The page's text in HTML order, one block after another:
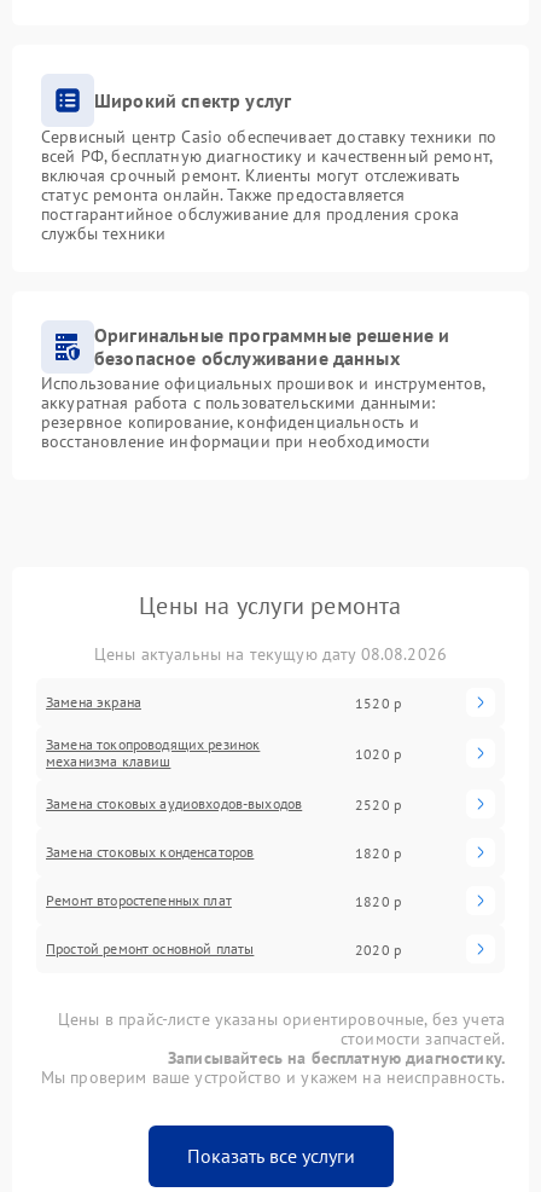
Широкий спектр услуг
Сервисный центр Casio обеспечивает доставку техники по
всей РФ, бесплатную диагностику и качественный ремонт,
включая срочный ремонт. Клиенты могут отслеживать
статус ремонта онлайн. Также предоставляется
постгарантийное обслуживание для продления срока
службы техники
Оригинальные программные решение и
безопасное обслуживание данных
Использование официальных прошивок и инструментов,
аккуратная работа с пользовательскими данными:
резервное копирование, конфиденциальность и
восстановление информации при необходимости
Цены на услуги ремонта
Цены актуальны на текущую дату 08.08.2026
Замена экрана 1520 р
Замена токопроводящих резинок
механизма клавиш
1020 р
Замена стоковых аудиовходов-выходов 2520 р
Замена стоковых конденсаторов 1820 р
Ремонт второстепенных плат 1820 р
Простой ремонт основной платы 2020 р
Цены в прайс-листе указаны ориентировочные, без учета
стоимости запчастей.
Записывайтесь на бесплатную диагностику.
Мы проверим ваше устройство и укажем на неисправность.
Показать все услуги